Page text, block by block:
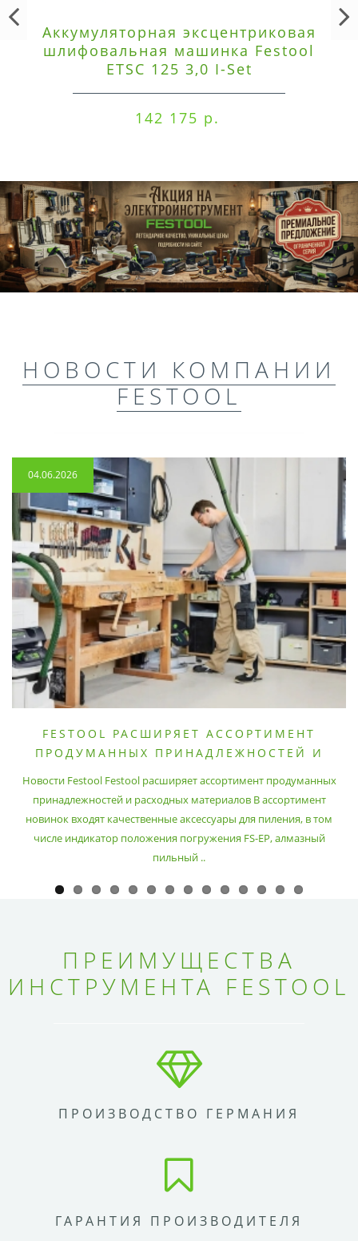
Аккумуляторная эксцентриковая
шлифовальная машинка Festool
ETSC 125 3,0 I-Set
142 175 р.
НОВОСТИ КОМПАНИИ
FESTOOL
04.06.2026
FESTOOL РАСШИРЯЕТ АССОРТИМЕНТ
ПРОДУМАННЫХ ПРИНАДЛЕЖНОСТЕЙ И
Новости Festool Festool расширяет ассортимент продуманных
принадлежностей и расходных материалов В ассортимент
новинок входят качественные аксессуары для пиления, в том
числе индикатор положения погружения FS-EP, алмазный
пильный ..
ПРЕИМУЩЕСТВА
ИНСТРУМЕНТА FESTOOL
ПРОИЗВОДСТВО ГЕРМАНИЯ
ГАРАНТИЯ ПРОИЗВОДИТЕЛЯ